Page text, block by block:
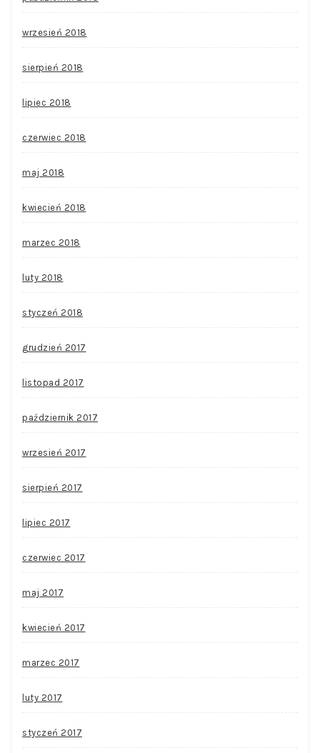
wrzesień 2018
sierpień 2018
lipiec 2018
czerwiec 2018
maj 2018
kwiecień 2018
marzec 2018
luty 2018
styczeń 2018
grudzień 2017
listopad 2017
październik 2017
wrzesień 2017
sierpień 2017
lipiec 2017
czerwiec 2017
maj 2017
kwiecień 2017
marzec 2017
luty 2017
styczeń 2017